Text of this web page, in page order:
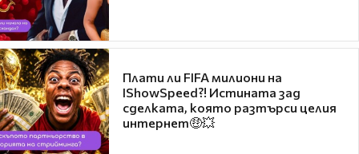
Плати ли FIFA милиони на
IShowSpeed?! Истината зад
сделката, която разтърси целия
интернет🤑💥